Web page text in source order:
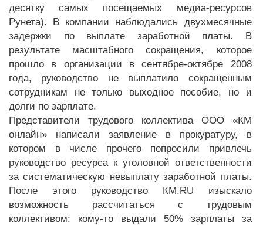
десятку самых посещаемых медиа-ресурсов
Рунета). В компании наблюдались двухмесячные
задержки по выплате заработной платы. В
результате масштабного сокращения, которое
прошло в организации в сентябре-октябре 2008
года, руководство не выплатило сокращенным
сотрудникам не только выходное пособие, но и
долги по зарплате.
Представители трудового коллектива ООО «КМ
онлайн» написали заявление в прокуратуру, в
котором в числе прочего попросили привлечь
руководство ресурса к уголовной ответственности
за систематическую невыплату заработной платы.
После этого руководство КМ.RU изыскало
возможность рассчитаться с трудовым
коллективом: кому-то выдали 50% зарплаты за